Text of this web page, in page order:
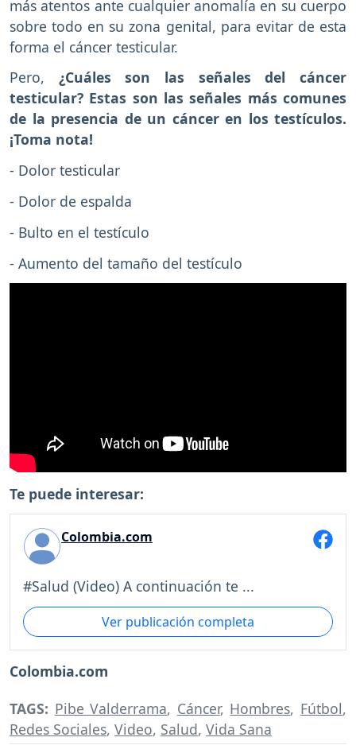
más atentos ante cualquier anomalía en su cuerpo
sobre todo en su zona genital, para evitar de esta
forma el cáncer testicular.
Pero, ¿Cuáles son las señales del cáncer
testicular? Estas son las señales más comunes
de la presencia de un cáncer en los testículos.
¡Toma nota!
- Dolor testicular
- Dolor de espalda
- Bulto en el testículo
- Aumento del tamaño del testículo
Te puede interesar:
Colombia.com
#Salud (Video) A continuación te ...
Ver publicación completa
Colombia.com
TAGS: Pibe Valderrama, Cáncer, Hombres, Fútbol,
Redes Sociales, Video, Salud, Vida Sana